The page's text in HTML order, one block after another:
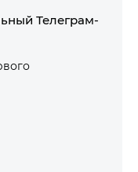
Телеграм-